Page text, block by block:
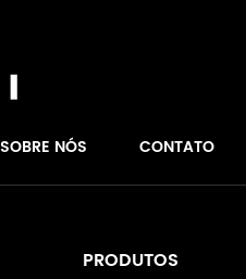
SOBRE NÓS CONTATO
PRODUTOS